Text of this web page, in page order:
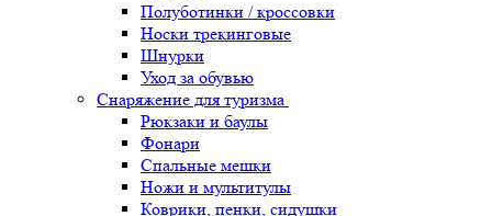
Полуботинки / кроссовки
Носки трекинговые
Шнурки
Уход за обувью
Снаряжение для туризма
Рюкзаки и баулы
Фонари
Спальные мешки
Ножи и мультитулы
Коврики, пенки, сидушки